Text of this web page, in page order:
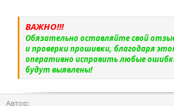
ВАЖНО!!!
Обязательно оставляйте свой
и проверки прошивки, благодаря
оперативно исправить любые
будут выявлены!
Автор